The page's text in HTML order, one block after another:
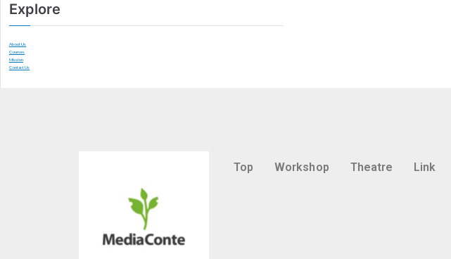
Explore
About Us
Courses
Mission
Contact Us
Top Workshop Theatre Link